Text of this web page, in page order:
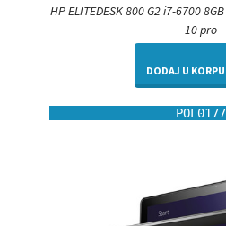
HP ELITEDESK 800 G2 i7-6700
10 pro
DODAJ U KORPU
POL0177